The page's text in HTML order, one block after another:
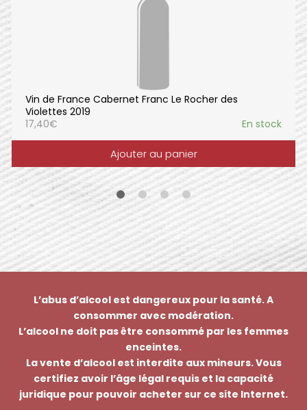
Vin de France Cabernet Franc Le Rocher des
Violettes 2019
17,40€ En stock
Ajouter au panier
L’abus d’alcool est dangereux pour la santé. A
consommer avec modération.
L’alcool ne doit pas être consommé par les femmes
enceintes.
La vente d’alcool est interdite aux mineurs. Vous
certifiez avoir l’âge légal requis et la capacité
juridique pour pouvoir acheter sur ce site Internet.